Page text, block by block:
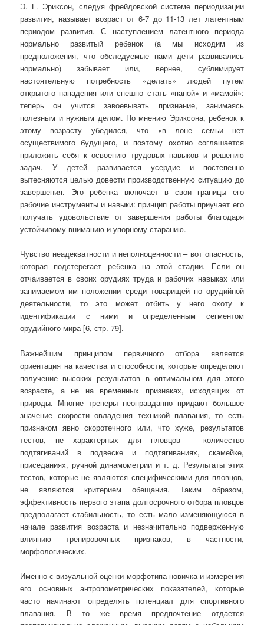
Э. Г. Эриксон, следуя фрейдовской системе периодизации
развития, называет возраст от 6-7 до 11-13 лет латентным
периодом развития. С наступлением латентного периода
нормально развитый ребенок (а мы исходим из
предположения, что обследуемые нами дети развивались
нормально) забывает или, вернее, сублимирует
настоятельную потребность «делать» людей путем
открытого нападения или спешно стать «папой» и «мамой»:
теперь он учится завоевывать признание, занимаясь
полезным и нужным делом. По мнению Эриксона, ребенок к
этому возрасту убедился, что «в лоне семьи нет
осуществимого будущего, и поэтому охотно соглашается
приложить себя к освоению трудовых навыков и решению
задач. У детей развивается усердие и постепенно
вытесняются целью довести производственную ситуацию до
завершения. Эго ребенка включает в свои границы его
рабочие инструменты и навыки: принцип работы приучает его
получать удовольствие от завершения работы благодаря
устойчивому вниманию и упорному старанию.
Чувство неадекватности и неполноценности – вот опасность,
которая подстерегает ребенка на этой стадии. Если он
отчаивается в своих орудиях труда и рабочих навыках или
занимаемом им положении среди товарищей по орудийной
деятельности, то это может отбить у него охоту к
идентификации с ними и определенным сегментом
орудийного мира [6, стр. 79].
Важнейшим принципом первичного отбора является
ориентация на качества и способности, которые определяют
получение высоких результатов в оптимальном для этого
возрасте, а не на временных признаках, исходящих от
природы. Многие тренеры неоправданно придают большое
значение скорости овладения техникой плавания, то есть
признаком явно скоротечного или, что хуже, результатов
тестов, не характерных для пловцов – количество
подтягиваний в подвеске и подтягиваниях, скамейке,
приседаниях, ручной динамометрии и т. д. Результаты этих
тестов, которые не являются специфическими для пловцов,
не являются критерием обещания. Таким образом,
эффективность первого этапа долгосрочного отбора пловцов
предполагает стабильность, то есть мало изменяющуюся в
начале развития возраста и незначительно подверженную
влиянию тренировочных признаков, в частности,
морфологических.
Именно с визуальной оценки морфотипа новичка и измерения
его основных антропометрических показателей, которые
часто начинают определять потенциал для спортивного
плавания. В то же время предпочтение отдается